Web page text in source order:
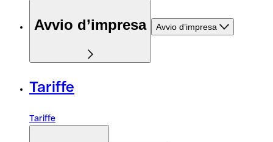
Avvio d’impresa Avvio d’impresa
Tariffe
Tariffe